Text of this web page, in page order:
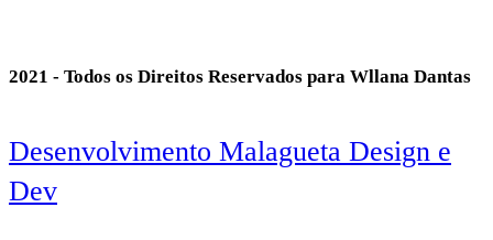
2021 - Todos os Direitos Reservados para Wllana Dantas
Desenvolvimento Malagueta Design e
Dev